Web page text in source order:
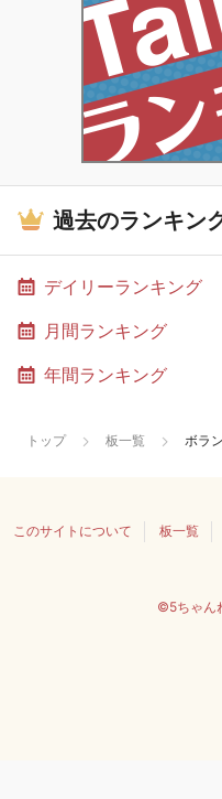
過去のランキン
デイリーランキング
月間ランキング
年間ランキング
トップ 板一覧 ボラ
このサイトについて 板一覧
©5ちゃん